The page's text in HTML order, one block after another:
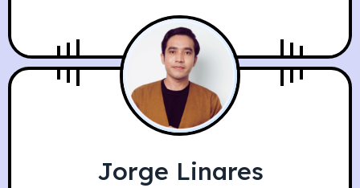
Jorge Linares